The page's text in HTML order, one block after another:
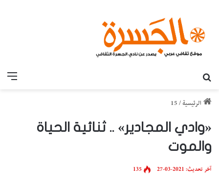
الرئيسية /
15
«وادي المجادير» .. ثنائية الحياة
والموت
آخر تحديث: 2021-03-27 135